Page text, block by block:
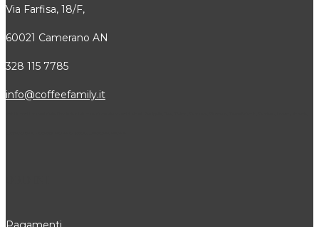
Via Farfisa, 18/F,
60021 Camerano AN
328 115 7785
info@coffeefamily.it